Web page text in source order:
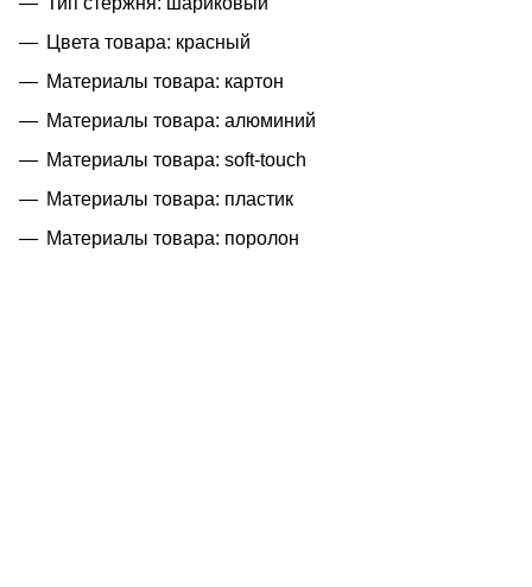
Цвета товара: красный
Материалы товара: картон
Материалы товара: алюминий
Материалы товара: soft-touch
Материалы товара: пластик
Материалы товара: поролон